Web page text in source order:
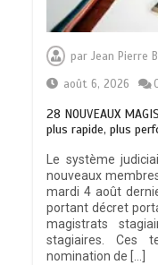
parJean Pierre
août 6, 2026
28 NOUVEAUX
plus rapide, plus
Le système
nouveaux
mardi 4 août
portant décret
magistrats
stagiaires. Ces
nomination de […]